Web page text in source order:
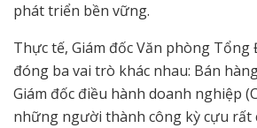
phát triển bền vững.
Thực tế, Giám đốc Văn phòng Tổng
đóng ba vai trò khác nhau: Bán
Giám đốc điều hành doanh nghiệp
những người thành công kỳ cựu rất